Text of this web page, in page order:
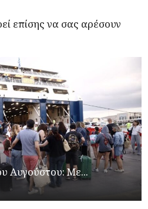
επίσης να σας αρέσουν
Αυγούστου: Με...